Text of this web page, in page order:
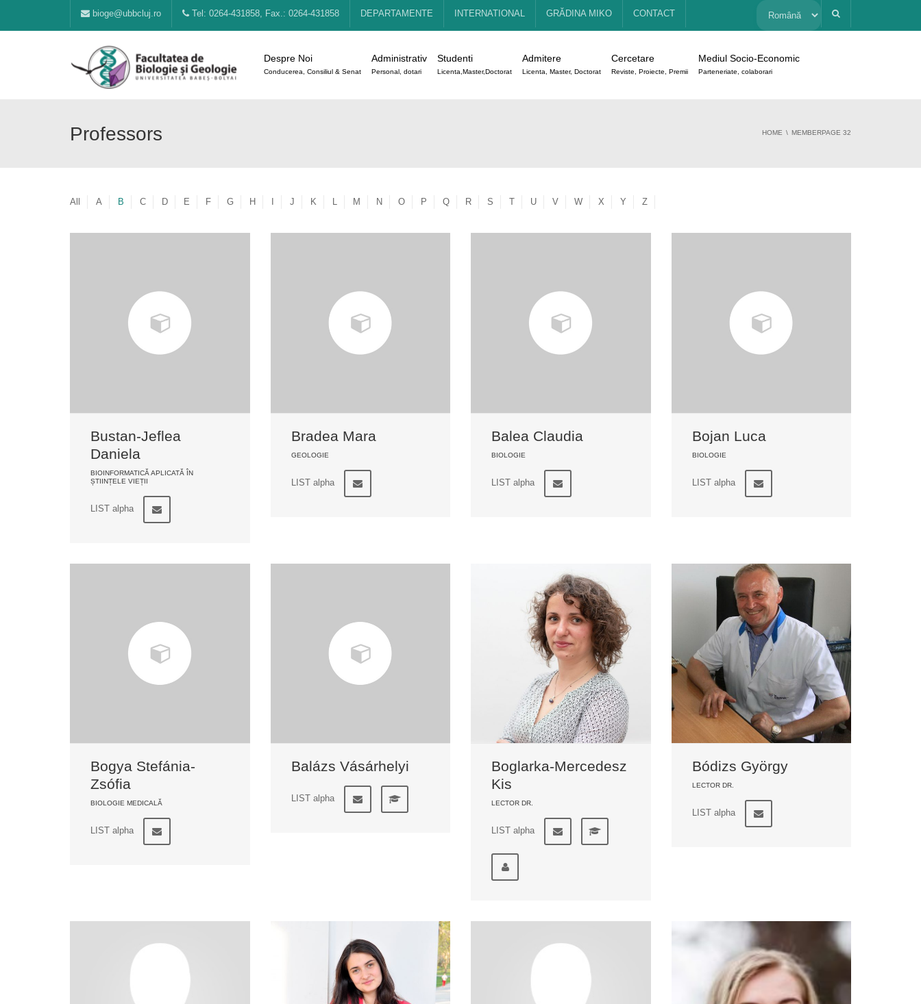
bioge@ubbcluj.ro Tel: 0264-431858, Fax.: 0264-431858 DEPARTAMENTE INTERNATIONAL GRĂDINA MIKO CONTACT Alege
limbă
Despre Noi
Conducerea, Consiliul & Senat
Administrativ
Personal, dotari
Studenti
Licenta,Master,Doctorat
Admitere
Licenta, Master, Doctorat
Cercetare
Reviste, Proiecte, Premii
Mediul Socio-Economic
Parteneriate, colaborari
Professors HOME MEMBERPAGE 32
All A B C D E F G H J K L M N O P Q R S T U V W X Y Z
Bustan-Jeflea
Daniela
BIOINFORMATICĂ APLICATĂ ÎN
ȘTIINȚELE VIEȚII
LIST alpha
Bradea Mara
GEOLOGIE
LIST alpha
Balea Claudia
BIOLOGIE
LIST alpha
Bojan Luca
BIOLOGIE
LIST alpha
Bogya Stefánia-
Zsófia
BIOLOGIE MEDICALĂ
LIST alpha
Balázs Vásárhelyi
LIST alpha
Boglarka-Mercedesz
Kis
LECTOR DR.
LIST alpha
Bódizs György
LECTOR DR.
LIST alpha